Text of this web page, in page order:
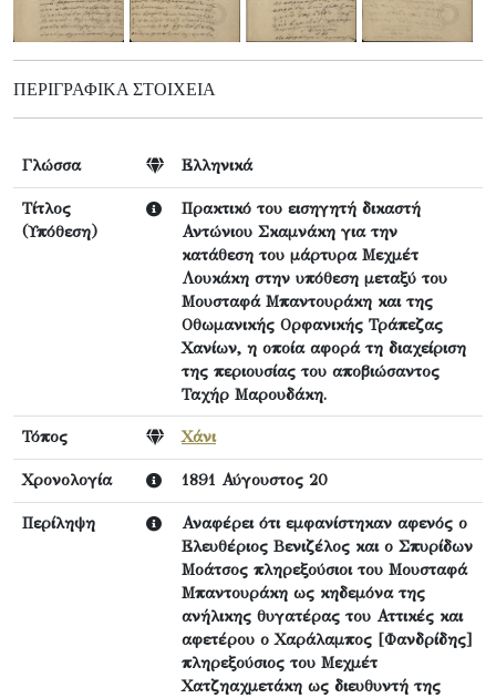
ΠΕΡΙΓΡΑΦΙΚΆ ΣΤΟΙΧΕΊΑ
Γλώσσα Ελληνικά
Τίτλος
(Υπόθεση)
Πρακτικό του εισηγητή δικαστή
Αντώνιου Σκαμνάκη για την
κατάθεση του μάρτυρα Μεχμέτ
Λουκάκη στην υπόθεση μεταξύ του
Μουσταφά Μπαντουράκη και της
Οθωμανικής Ορφανικής Τράπεζας
Χανίων, η οποία αφορά τη διαχείριση
της περιουσίας του αποβιώσαντος
Ταχήρ Μαρουδάκη.
Τόπος Χάνι
Χρονολογία 1891 Αύγουστος 20
Περίληψη
Αναφέρει ότι εμφανίστηκαν αφενός ο
Ελευθέριος Βενιζέλος και ο Σπυρίδων
Μοάτσος πληρεξούσιοι του Μουσταφά
Μπαντουράκη ως κηδεμόνα της
ανήλικης θυγατέρας του Αττικές και
αφετέρου ο Χαράλαμπος [Φανδρίδης]
πληρεξούσιος του Μεχμέτ
Χατζηαχμετάκη ως διευθυντή της